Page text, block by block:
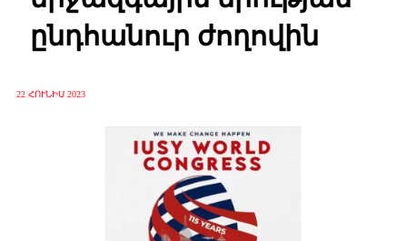
ընդհանուր ժողովին
22 ՀՈՒՆԻՍ 2023